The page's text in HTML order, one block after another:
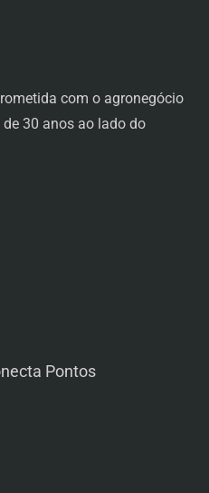
com o agronegócio
30 anos ao lado do
Pontos